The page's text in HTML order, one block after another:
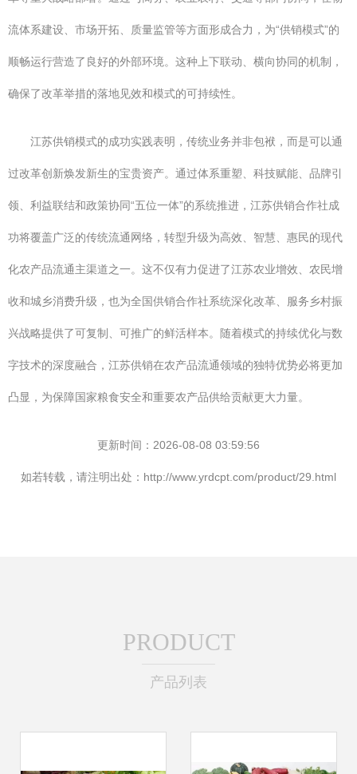
流体系建设、市场开拓、质量监管等方面形成合力，为“供销模式”的
顺畅运行营造了良好的外部环境。这种上下联动、横向协同的机制，
确保了改革举措的落地见效和模式的可持续性。
江苏供销模式的成功实践表明，传统业务并非包袱，而是可以通
过改革创新焕发新生的宝贵资产。通过体系重塑、科技赋能、品牌引
领、利益联结和政策协同“五位一体”的系统推进，江苏供销合作社成
功将覆盖广泛的传统流通网络，转型升级为高效、智慧、惠民的现代
化农产品流通主渠道之一。这不仅有力促进了江苏农业增效、农民增
收和城乡消费升级，也为全国供销合作社系统深化改革、服务乡村振
兴战略提供了可复制、可推广的鲜活样本。随着模式的持续优化与数
字技术的深度融合，江苏供销在农产品流通领域的独特优势必将更加
凸显，为保障国家粮食安全和重要农产品供给贡献更大力量。
更新时间：2026-08-08 03:59:56
如若转载，请注明出处：http://www.yrdcpt.com/product/29.html
PRODUCT
产品列表